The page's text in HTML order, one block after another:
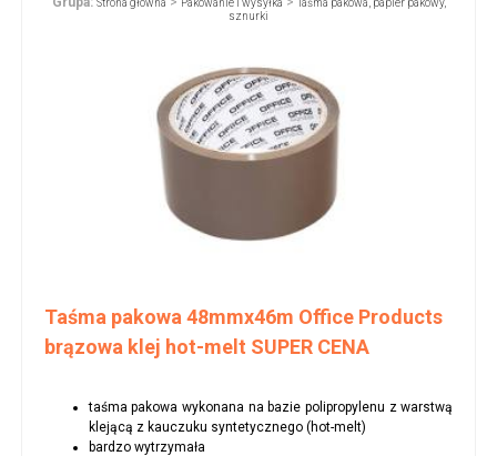
Strona główna Pakowanie i wysyłka
Taśma pakowa, papier pakowy,
sznurki
Taśma pakowa 48mmx46m Office Products
brązowa klej hot-melt SUPER CENA
taśma pakowa wykonana na bazie polipropylenu z warstwą
klejącą z kauczuku syntetycznego (hot-melt)
bardzo wytrzymała